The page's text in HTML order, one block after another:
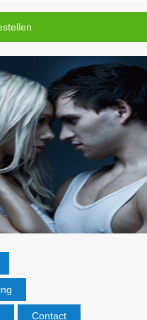
Contact